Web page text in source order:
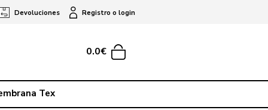
Devoluciones Registro o login
0.0€
Tex